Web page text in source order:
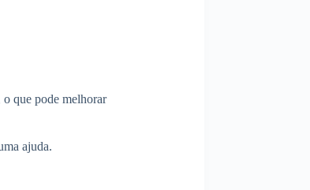
o que pode melhorar
ajuda.